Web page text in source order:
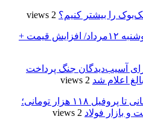
را بیشتر کنیم؟ 2 views
قیمت دلار امروز دوشنبه ۱۲مرداد/ افزایش قیمت +
آسیب‌دیدگان جنگ پرداخت
اعلام شد 2 views
از ورق ۸۵ هزار تومانی تا پروفیل ۱۱۸ هزار تومانی؛
بازار فولاد 2 views